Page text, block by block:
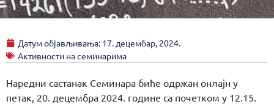
Датум објављивања: 17. децембар, 2024.
Активности на семинарима
Наредни састанак Семинара биће одржан онлајн у
петак, 20. децембра 2024. године са почетком у 12.15.